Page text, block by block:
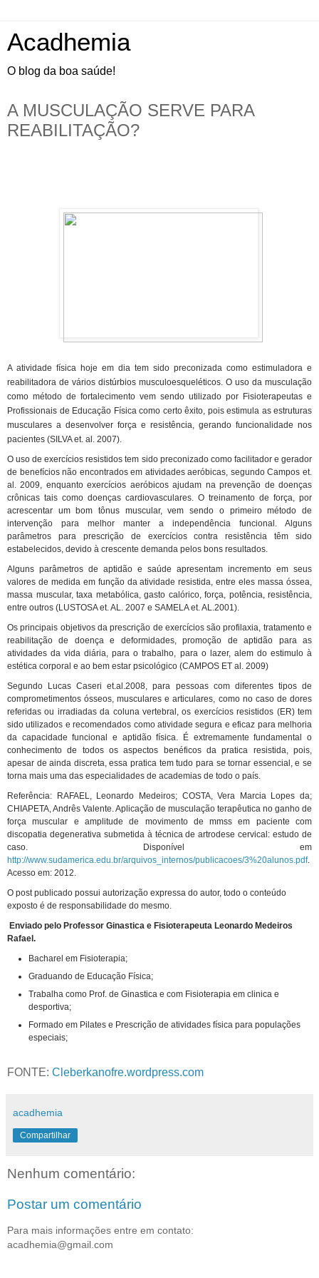
Acadhemia
O blog da boa saúde!
A MUSCULAÇÃO SERVE PARA
REABILITAÇÃO?
A atividade física hoje em dia tem sido preconizada como estimuladora e
reabilitadora de vários distúrbios musculoesqueléticos. O uso da musculação
como método de fortalecimento vem sendo utilizado por Fisioterapeutas e
Profissionais de Educação Física como certo êxito, pois estimula as estruturas
musculares a desenvolver força e resistência, gerando funcionalidade nos
pacientes (SILVA et. al. 2007).
O uso de exercícios resistidos tem sido preconizado como facilitador e gerador
de benefícios não encontrados em atividades aeróbicas, segundo Campos et.
al. 2009, enquanto exercícios aeróbicos ajudam na prevenção de doenças
crônicas tais como doenças cardiovasculares. O treinamento de força, por
acrescentar um bom tônus muscular, vem sendo o primeiro método de
intervenção para melhor manter a independência funcional. Alguns
parâmetros para prescrição de exercícios contra resistência têm sido
estabelecidos, devido à crescente demanda pelos bons resultados.
Alguns parâmetros de aptidão e saúde apresentam incremento em seus
valores de medida em função da atividade resistida, entre eles massa óssea,
massa muscular, taxa metabólica, gasto calórico, força, potência, resistência,
entre outros (LUSTOSA et. AL. 2007 e SAMELA et. AL.2001).
Os principais objetivos da prescrição de exercícios são profilaxia, tratamento e
reabilitação de doença e deformidades, promoção de aptidão para as
atividades da vida diária, para o trabalho, para o lazer, alem do estimulo à
estética corporal e ao bem estar psicológico (CAMPOS ET al. 2009)
Segundo Lucas Caseri et.al.2008, para pessoas com diferentes tipos de
comprometimentos ósseos, musculares e articulares, como no caso de dores
referidas ou irradiadas da coluna vertebral, os exercícios resistidos (ER) tem
sido utilizados e recomendados como atividade segura e eficaz para melhoria
da capacidade funcional e aptidão física. É extremamente fundamental o
conhecimento de todos os aspectos benéficos da pratica resistida, pois,
apesar de ainda discreta, essa pratica tem tudo para se tornar essencial, e se
torna mais uma das especialidades de academias de todo o país.
Referência: RAFAEL, Leonardo Medeiros; COSTA, Vera Marcia Lopes da;
CHIAPETA, Andrês Valente. Aplicação de musculação terapêutica no ganho de
força muscular e amplitude de movimento de mmss em paciente com
discopatia degenerativa submetida à técnica de artrodese cervical: estudo de
caso. Disponível em
http://www.sudamerica.edu.br/arquivos_internos/publicacoes/3%20alunos.pdf.
Acesso em: 2012.
O post publicado possui autorização expressa do autor, todo o conteúdo
exposto é de responsabilidade do mesmo.
Enviado pelo Professor Ginastica e Fisioterapeuta Leonardo Medeiros
Rafael.
Bacharel em Fisioterapia;
Graduando de Educação Física;
Trabalha como Prof. de Ginastica e com Fisioterapia em clinica e
desportiva;
Formado em Pilates e Prescrição de atividades física para populações
especiais;
FONTE: Cleberkanofre.wordpress.com
acadhemia
Compartilhar
Nenhum comentário:
Postar um comentário
Para mais informações entre em contato:
acadhemia@gmail.com